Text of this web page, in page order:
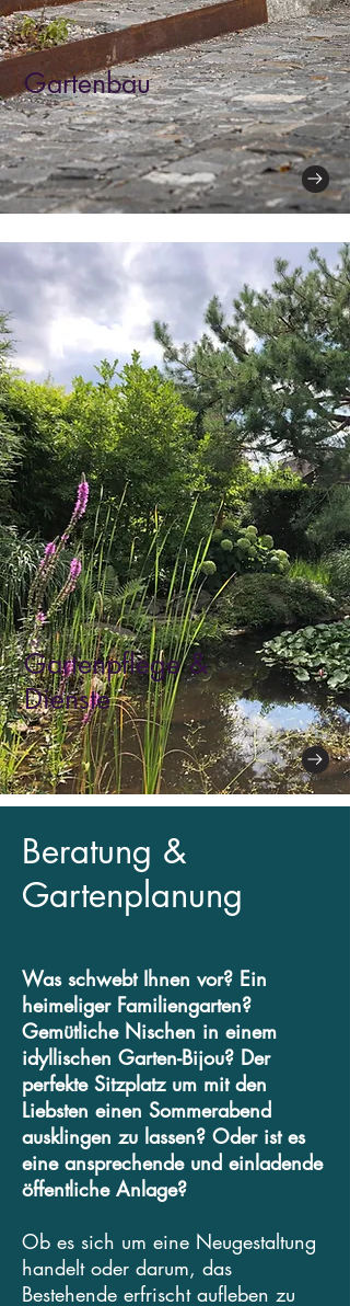
Gartenbau
Gartenpflege &
Dienste
Beratung &
Gartenplanung
Was schwebt Ihnen vor? Ein
heimeliger Familiengarten?
Gemütliche Nischen in einem
idyllischen Garten-Bijou? Der
perfekte Sitzplatz um mit den
Liebsten einen Sommerabend
ausklingen zu lassen? Oder ist es
eine ansprechende und einladende
öffentliche Anlage?
Ob es sich um eine Neugestaltung
handelt oder darum, das
Bestehende erfrischt aufleben zu